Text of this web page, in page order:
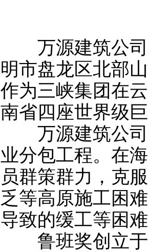
万源建筑公司
明市盘龙区北部
作为三峡集团在
南省四座世界级
万源建筑公司
业分包工程。在
员群策群力，克
乏等高原施工困
导致的缓工等困
鲁班奖创立于